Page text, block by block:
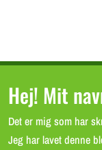
Hej! Mit
Det er mig som har
Jeg har lavet denne